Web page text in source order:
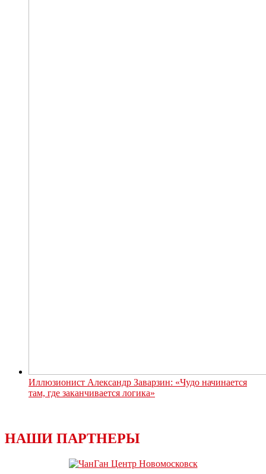
Иллюзионист Александр Заварзин: «Чудо начинается
там, где заканчивается логика»
НАШИ ПАРТНЕРЫ